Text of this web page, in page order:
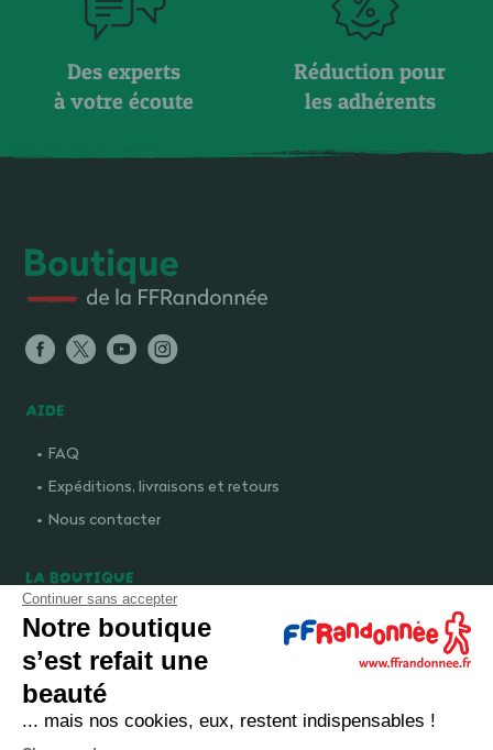
Des experts
à votre écoute
Réduction pour
les adhérents
AIDE
FAQ
Expéditions, livraisons et retours
Nous contacter
LA BOUTIQUE
Qui sommes-nous ?
Comment devenir adhérent ?
Mentions légales
CGV et politique de confidentialité
Continuer sans accepter
Notre boutique
s’est refait une
beauté
... mais nos cookies, eux, restent indispensables !